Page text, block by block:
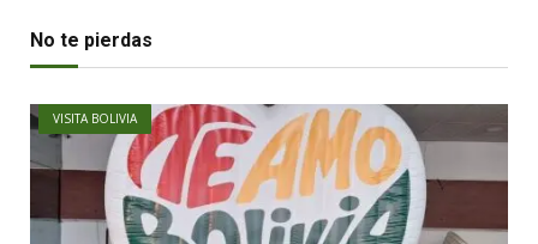
No te pierdas
VISITA BOLIVIA